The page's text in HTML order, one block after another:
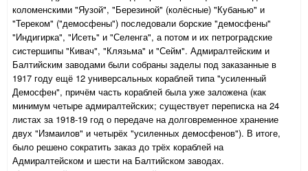
коломенскими "Яузой", "Березиной" (колёсные) "Кубанью" и
"Тереком" ("демосфены") последовали борские "демосфены"
"Индигирка", "Исеть" и "Селенга", а потом и их петроградские
систершипы "Кивач", "Клязьма" и "Сейм". Адмиралтейским и
Балтийским заводами были собраны заделы под заказанные в
1917 году ещё 12 универсальных кораблей типа "усиленный
Демосфен", причём часть кораблей была уже заложена (как
минимум четыре адмиралтейских; существует переписка на 24
листах за 1918-19 год о передаче на долговременное хранение
двух "Измаилов" и четырёх "усиленных демосфенов"). В итоге,
было решено сократить заказ до трёх кораблей на
Адмиралтейском и шести на Балтийском заводах.